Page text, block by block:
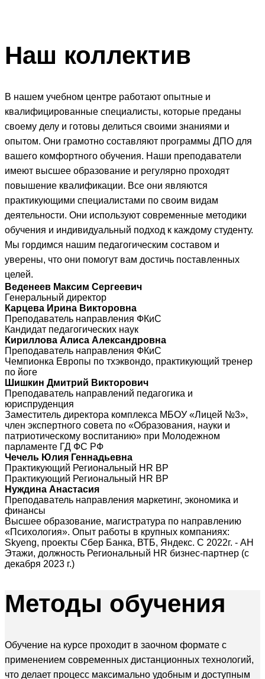
Наш коллектив
В нашем учебном центре работают опытные и
квалифицированные специалисты, которые преданы
своему делу и готовы делиться своими знаниями и
опытом. Они грамотно составляют программы ДПО для
вашего комфортного обучения. Наши преподаватели
имеют высшее образование и регулярно проходят
повышение квалификации. Все они являются
практикующими специалистами по своим видам
деятельности. Они используют современные методики
обучения и индивидуальный подход к каждому студенту.
Мы гордимся нашим педагогическим составом и
уверены, что они помогут вам достичь поставленных
целей.
Веденеев Максим Сергеевич
Генеральный директор
Карцева Ирина Викторовна
Преподаватель направления ФКиС
Кандидат педагогических наук
Кириллова Алиса Александровна
Преподаватель направления ФКиС
Чемпионка Европы по тхэквондо, практикующий тренер
по йоге
Шишкин Дмитрий Викторович
Преподаватель направлений педагогика и
юриспруденция
Заместитель директора комплекса МБОУ «Лицей №3»,
член экспертного совета по «Образования, науки и
патриотическому воспитанию» при Молодежном
парламенте ГД ФС РФ
Чечель Юлия Геннадьевна
Практикующий Региональный HR BP
Практикующий Региональный HR BP
Нуждина Анастасия
Преподаватель направления маркетинг, экономика и
финансы
Высшее образование, магистратура по направлению
«Психология». Опыт работы в крупных компаниях:
Skyeng, проекты Сбер Банка, ВТБ, Яндекс. С 2022г. - АН
Этажи, должность Региональный HR бизнес-партнер (с
декабря 2023 г.)
Методы обучения
Обучение на курсе проходит в заочном формате с
применением современных дистанционных технологий,
что делает процесс максимально удобным и доступным